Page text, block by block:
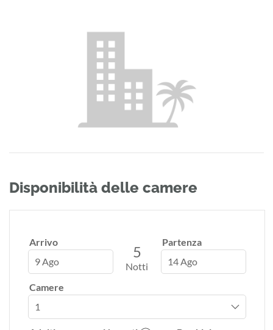
Disponibilità delle camere
Arrivo
9 Ago
5
Notti
Partenza
14 Ago
Camere